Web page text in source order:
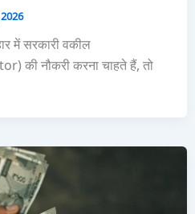
में सरकारी वकील
की नौकरी करना चाहते हैं, तो